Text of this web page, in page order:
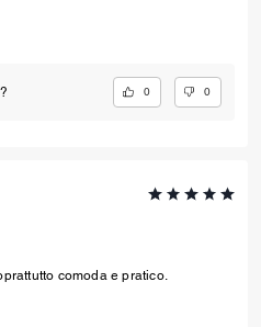
0 0
comoda e pratico.